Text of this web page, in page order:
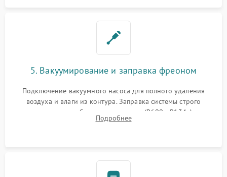
5. Вакуумирование и заправка фреоном
Подключение вакуумного насоса для полного удаления
воздуха и влаги из контура. Заправка системы строго
дозированным объемом хладагента (R600a, R134a) по
электронным весам. Контроль рабочего давления в системе.
Подробнее